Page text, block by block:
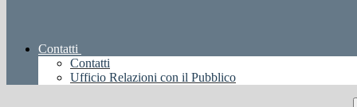
Contatti
Contatti
Ufficio Relazioni con il Pubblico